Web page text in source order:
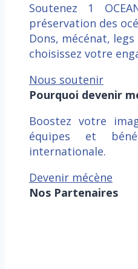
Soutenez 1
préservation des
Dons, mécénat, legs
choisissez votre
Nous soutenir
Pourquoi devenir
Boostez votre
équipes et
internationale.
Devenir mécène
Nos Partenaires